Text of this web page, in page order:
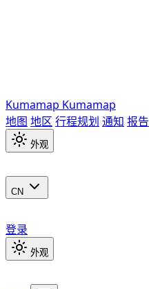
Kumamap Kumamap
地图 地区 行程规划 通知 报告
外观
CN
登录
外观